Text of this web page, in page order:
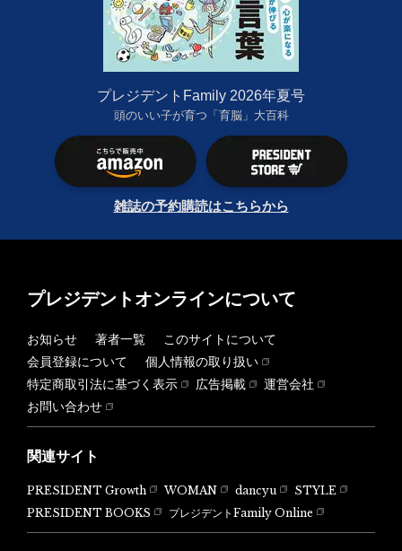
プレジデントFamily 2026年夏号
頭のいい子が育つ「育脳」大百科
雑誌の予約購読はこちらから
プレジデントオンラインについて
お知らせ 著者一覧
このサイトについて
会員登録について
個人情報の取り扱い
特定商取引法に基づく表示
広告掲載
運営会社
お問い合わせ
関連サイト
PRESIDENT Growth WOMAN dancyu
STYLE
PRESIDENT BOOKS
プレジデントFamily Online